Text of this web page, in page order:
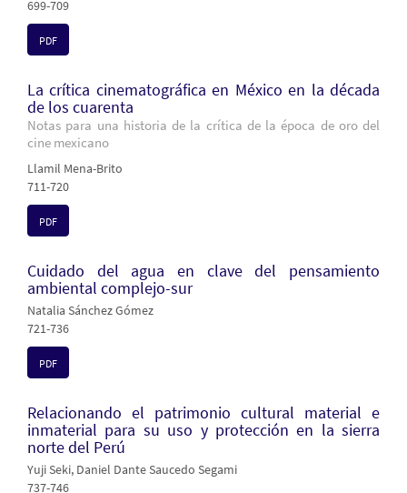
699-709
PDF
La crítica cinematográfica en México en la década
de los cuarenta
Notas para una historia de la crítica de la época de oro del
cine mexicano
Llamil Mena-Brito
711-720
PDF
Cuidado del agua en clave del pensamiento
ambiental complejo-sur
Natalia Sánchez Gómez
721-736
PDF
Relacionando el patrimonio cultural material e
inmaterial para su uso y protección en la sierra
norte del Perú
Yuji Seki, Daniel Dante Saucedo Segami
737-746